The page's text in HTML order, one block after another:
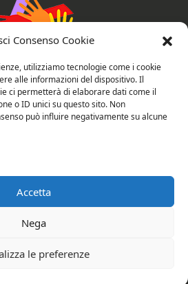
Consenso Cookie
utilizziamo tecnologie come i cookie
alle informazioni del dispositivo. Il
ci permetterà di elaborare dati come il
o ID unici su questo sito. Non
può influire negativamente su alcune
Accetta
Nega
le preferenze
Connesse
del sito
Rubano: AssociAzioni